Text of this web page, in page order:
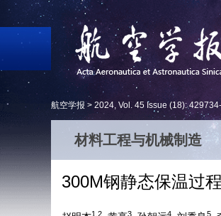
航空学报 > 2024, Vol. 45 Issue (18):
材料工程与机械制造
300M钢静态保温过
1 2 3 4 5